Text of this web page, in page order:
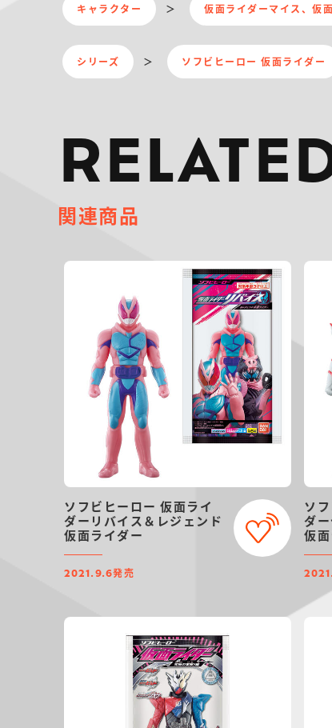
キャラクター 仮面ライダーマイス、仮
シリーズ ソフビヒーロー 仮面ライダー
関連商品
ソフビヒーロー 仮面ライ
ダーリバイス＆レジェンド
仮面ライダー
2021.9.6発売
ソ
ダ
仮